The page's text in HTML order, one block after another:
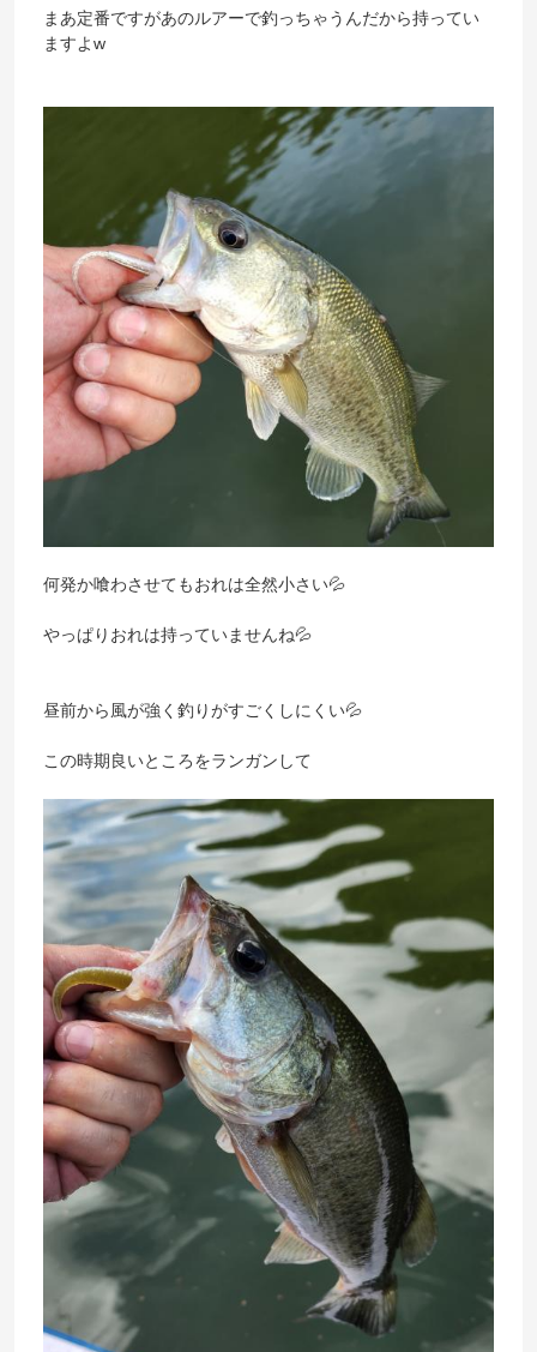
まあ定番ですがあのルアーで釣っちゃうんだから持ってい
ますよw
何発か喰わさせてもおれは全然小さい💦
やっぱりおれは持っていませんね💦
昼前から風が強く釣りがすごくしにくい💦
この時期良いところをランガンして